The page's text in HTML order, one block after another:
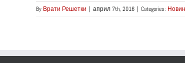
By Врати Решетки | април 7th, 2016 | Categories: